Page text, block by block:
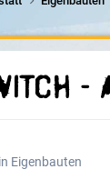
-
Eigenbauten